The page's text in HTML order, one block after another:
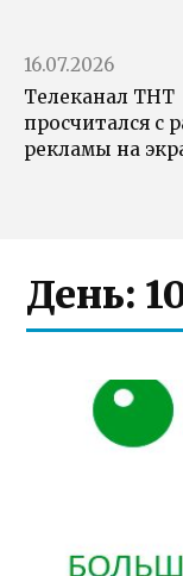
16.07.2026
Телеканал ТНТ
просчитался с
рекламы на
День: